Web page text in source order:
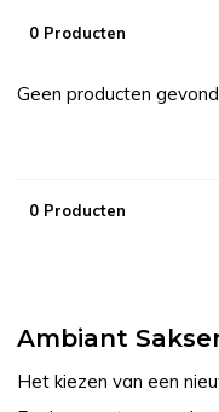
0 Producten
Geen producten
0 Producten
Ambiant
Het kiezen van een